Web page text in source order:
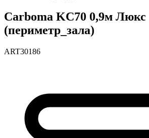
Carboma KC70 0,9м Люкс
(периметр_зала)
ART30186